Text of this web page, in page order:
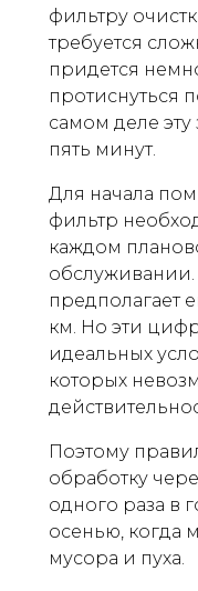
фильтру
требуется
придется
протиснуться
самом деле
пять минут.
Для начала
фильтр
каждом
обслуживании.
предполагает
км. Но эти
идеальных
которых
Поэтому
обработку
одного раза в
осенью, когда
мусора и пуха.